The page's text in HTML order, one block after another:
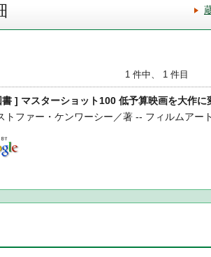
1 件中、 1 件目
] マスターショット100 低予算映画を大作に
トファー・ケンワーシー／著 -- フィルムアー